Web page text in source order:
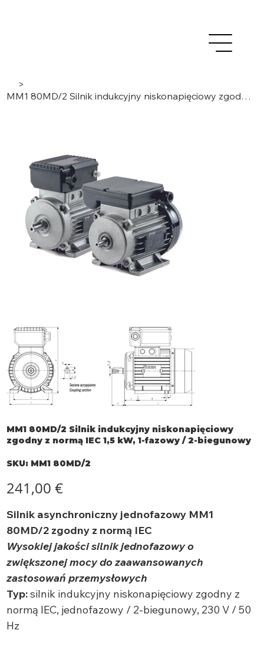
>
MM1 80MD/2 Silnik indukcyjny niskonapięciowy zgodny z normą IEC 1,5 kW, 1-fazowy / 2-biegunowy
MM1 80MD/2 Silnik indukcyjny niskonapięciowy
zgodny z normą IEC 1,5 kW, 1-fazowy / 2-biegunowy
SKU: SKU
MM1
MM1 80MD/2
241,00 €
Silnik asynchroniczny jednofazowy MM1
80MD/2 zgodny z normą IEC
Wysokiej jakości silnik jednofazowy o
zwiększonej mocy do zaawansowanych
zastosowań przemysłowych
Typ:silnik indukcyjny niskonapięciowy zgodny z
normą IEC, jednofazowy / 2-biegunowy, 230 V / 50
Hz